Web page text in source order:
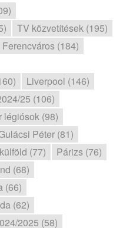
TV közvetítések (195)
Ferencváros (184)
Liverpool (146)
25 (106)
légiósok (98)
Péter (81)
külföld (77)
Párizs (76)
(68)
(66)
(62)
2025 (58)